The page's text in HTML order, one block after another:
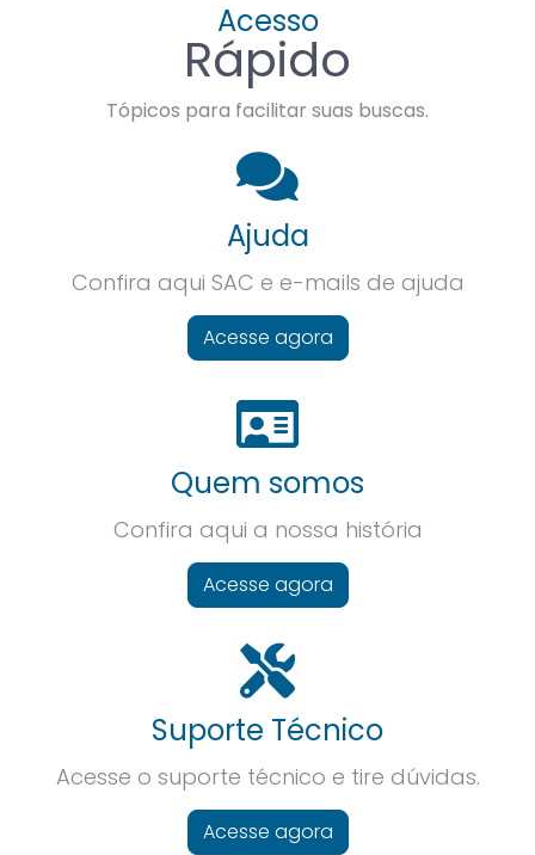
Acesso
Rápido
Tópicos para facilitar suas buscas.
Ajuda
Confira aqui SAC e e-mails de ajuda
Acesse agora
Quem somos
Confira aqui a nossa história
Acesse agora
Suporte Técnico
Acesse o suporte técnico e tire dúvidas.
Acesse agora